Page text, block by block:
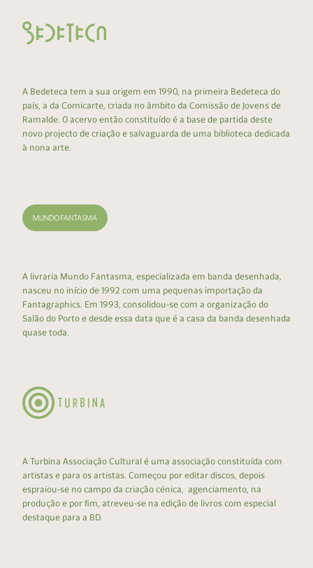
A Bedeteca tem a sua origem em 1990, na primeira Bedeteca do
país, a da Comicarte, criada no âmbito da Comissão de Jovens de
Ramalde. O acervo então constituído é a base de partida deste
novo projecto de criação e salvaguarda de uma biblioteca dedicada
à nona arte.
A livraria Mundo Fantasma, especializada em banda desenhada,
nasceu no início de 1992 com uma pequenas importação da
Fantagraphics. Em 1993, consolidou-se com a organização do
Salão do Porto e desde essa data que é a casa da banda desenhada
quase toda.
A Turbina Associação Cultural é uma associação constituída com
artistas e para os artistas. Começou por editar discos, depois
espraiou-se no campo da criação cénica, agenciamento, na
produção e por fim, atreveu-se na edição de livros com especial
destaque para a BD.